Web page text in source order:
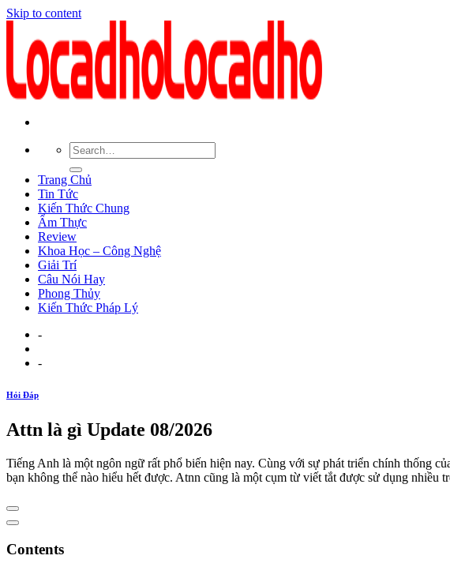
Skip to content
Trang Chủ
Tin Tức
Kiến Thức Chung
Ẩm Thực
Review
Khoa Học – Công Nghệ
Giải Trí
Câu Nói Hay
Phong Thủy
Kiến Thức Pháp Lý
-
-
Hỏi Đáp
Attn là gì Update 08/2026
Tiếng Anh là một ngôn ngữ rất phổ biến hiện nay. Cùng với sự phát triển chính thống
bạn không thể nào hiểu hết được. Atnn cũng là một cụm từ viết tắt được sử dụng
Contents